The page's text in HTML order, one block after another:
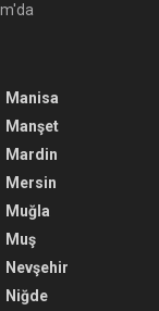
Manisa
Manşet
Mardin
Mersin
Muğla
Muş
Nevşehir
Niğde